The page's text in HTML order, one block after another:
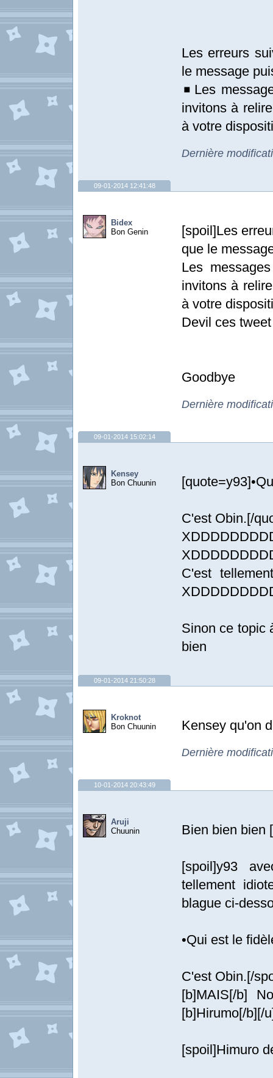
Les erreurs
le message
◾Les
invitons à
à votre
Dernière
09-01-2014 12:41:48
Bidex
Bon Genin
[spoil]Les
que le
Les
invitons à
à votre
Devil ces tweet
Goodbye
Dernière
09-01-2014 15:02:14
Kensey
Bon Chuunin
C'est Obin.[/
C'est
Sinon ce topic
bien
09-01-2014 21:50:28
Kroknot
Bon Chuunin
Kensey qu'on
Dernière
10-01-2014 20:43:49
Aruji
Chuunin
Bien bien bien
[spoil]y93
tellement
blague ci-
•Qui est le
C'est Obin.[/
[b]MAIS[/b]
[b]Hirumo[/b][/
[spoil]Himuro